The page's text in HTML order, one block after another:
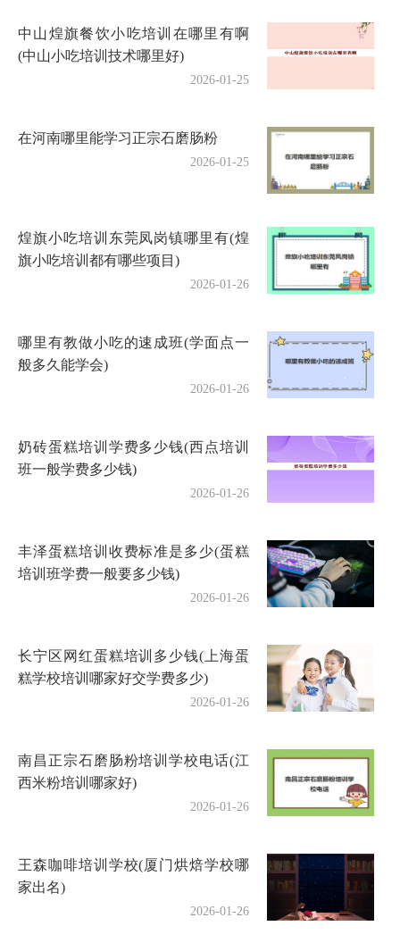
中山煌旗餐饮小吃培训在哪里有啊
(中山小吃培训技术哪里好)
2026-01-25
在河南哪里能学习正宗石磨肠粉
2026-01-25
煌旗小吃培训东莞凤岗镇哪里有(煌
旗小吃培训都有哪些项目)
2026-01-26
哪里有教做小吃的速成班(学面点一
般多久能学会)
2026-01-26
奶砖蛋糕培训学费多少钱(西点培训
班一般学费多少钱)
2026-01-26
丰泽蛋糕培训收费标准是多少(蛋糕
培训班学费一般要多少钱)
2026-01-26
长宁区网红蛋糕培训多少钱(上海蛋
糕学校培训哪家好交学费多少)
2026-01-26
南昌正宗石磨肠粉培训学校电话(江
西米粉培训哪家好)
2026-01-26
王森咖啡培训学校(厦门烘焙学校哪
家出名)
2026-01-26